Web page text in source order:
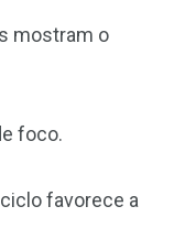
mostram o
foco.
favorece a